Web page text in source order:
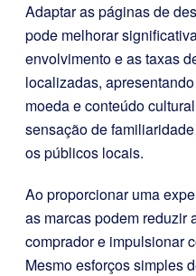
Adaptar as páginas de
pode melhorar
envolvimento e as taxas
localizadas,
moeda e conteúdo
sensação de
os públicos locais.
Ao proporcionar uma
as marcas podem reduzir
comprador e impulsionar
Mesmo esforços simples